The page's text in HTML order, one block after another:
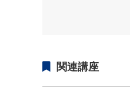
関連講座